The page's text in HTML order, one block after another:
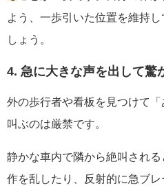
よう、一歩引いた位置を維持
しょう。
4. 急に大きな声を出して驚
外の歩行者や看板を見つけて
叫ぶのは厳禁です。
静かな車内で隣から絶叫され
作を乱したり、反射的に急ブ